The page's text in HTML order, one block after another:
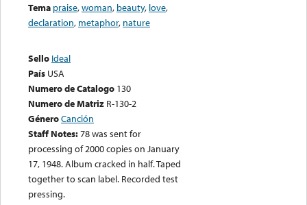
Tema praise,woman, beauty, love,
declaration, metaphor, nature
Sello Ideal
País USA
Numero de Catalogo 130
Numero de Matriz R-130-2
GéneroCanción
Staff Notes:78 was sent for
processing of 2000 copies on January
17, 1948. Album cracked in half. Taped
together to scan label. Recorded test
pressing.